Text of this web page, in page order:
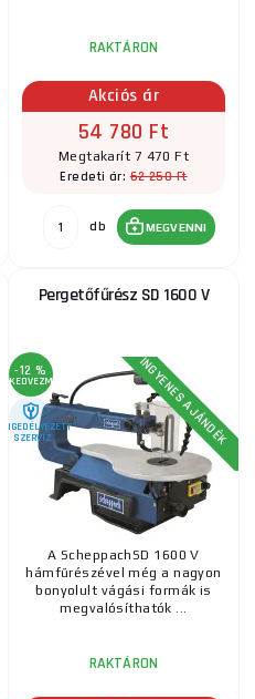
RAKTÁRON
Akciós ár
54 780 Ft
Megtakarít 7 470 Ft
Eredeti ár:62 250 Ft
db MEGVENNI
Pergetőfűrész SD 1600 V
-12 %
KEDVEZMÉNY
ENGEDÉLYEZETT
SZERVIZ
INGYENES AJÁNDÉK
A ScheppachSD 1600 V
hámfűrészével még a nagyon
bonyolult vágási formák is
megvalósíthatók ...
RAKTÁRON